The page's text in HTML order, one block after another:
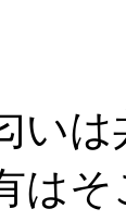
いは
は